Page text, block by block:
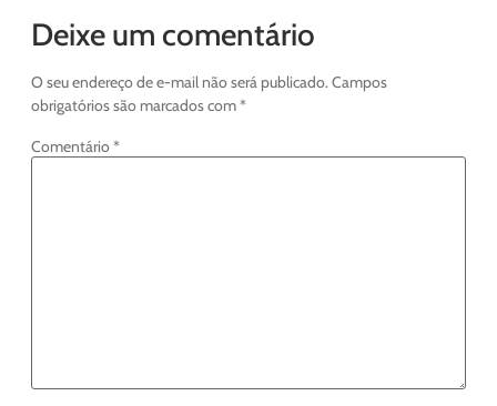
Deixe um comentário
O seu endereço de e-mail não será publicado.Campos
obrigatórios são marcados com*
Comentário*